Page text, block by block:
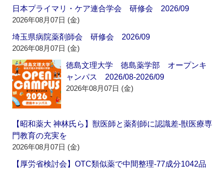
日本プライマリ・ケア連合学会 研修会 2026/09
2026年08月07日 (金)
埼玉県病院薬剤師会 研修会 2026/09
2026年08月07日 (金)
徳島文理大学 徳島薬学部 オープンキ
ャンパス 2026/08-2026/09
2026年08月07日 (金)
【昭和薬大 神林氏ら】獣医師と薬剤師に認識差‐獣医療専
門教育の充実を
2026年08月07日 (金)
【厚労省検討会】OTC類似薬で中間整理‐77成分1042品